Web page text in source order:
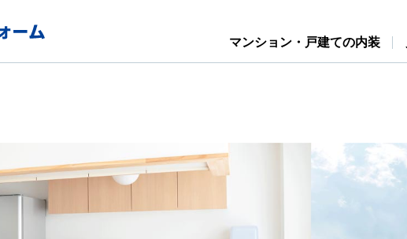
マンション・戸建ての内装